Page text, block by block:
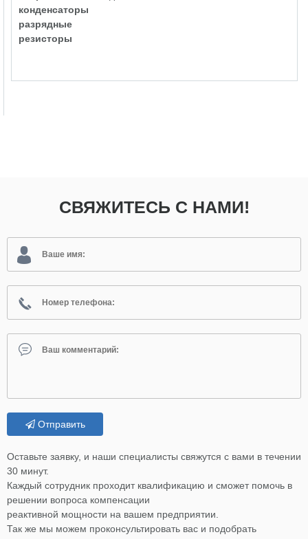
конденсаторы
разрядные
резисторы
СВЯЖИТЕСЬ С НАМИ!
Отправить
Оставьте заявку, и наши специалисты свяжутся с вами в течении
30 минут.
Каждый сотрудник проходит квалификацию и сможет помочь в
решении вопроса компенсации
реактивной мощности на вашем предприятии.
Так же мы можем проконсультировать вас и подобрать